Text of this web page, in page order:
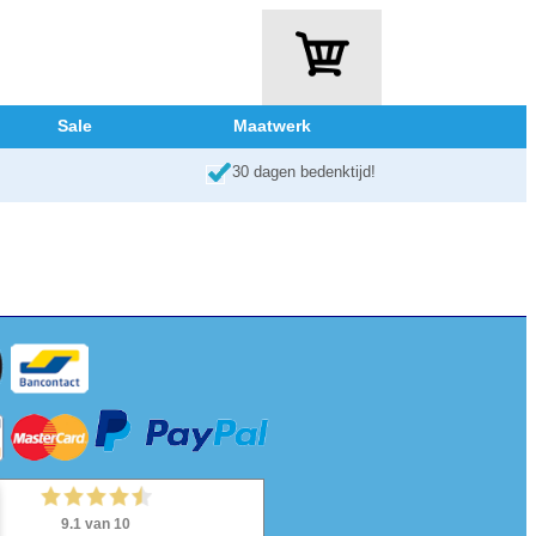
Sale Maatwerk
30 dagen bedenktijd!